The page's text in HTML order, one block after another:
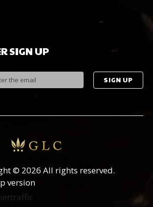
SIGN UP
© 2026 All rights reserved.
version